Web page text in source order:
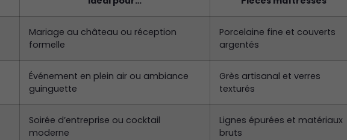
Mariage au château ou réception
formelle
Porcelaine fine et couverts
argentés
Événement en plein air ou ambiance
guinguette
Grès artisanal et verres
texturés
Soirée d’entreprise ou cocktail
moderne
Lignes épurées et matériaux
bruts